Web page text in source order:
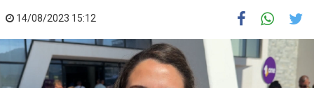
14/08/2023 15:12